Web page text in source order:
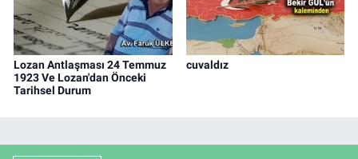
Lozan Antlaşması 24 Temmuz
1923 Ve Lozan'dan Önceki
Tarihsel Durum
cuvaldız